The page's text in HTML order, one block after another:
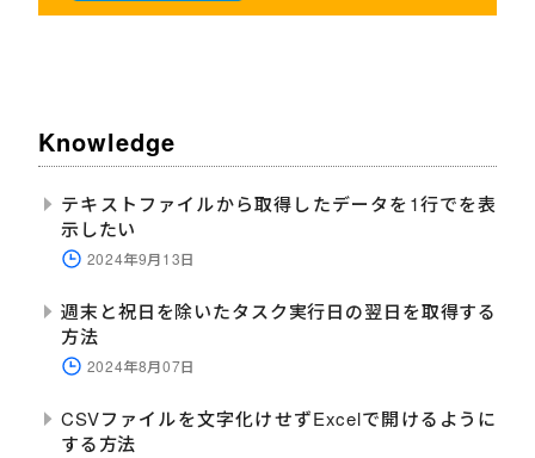
Knowledge
テキストファイルから取得したデータを1行でを表
示したい
2024年9月13日
週末と祝日を除いたタスク実行日の翌日を取得する
方法
2024年8月07日
CSVファイルを文字化けせずExcelで開けるように
する方法